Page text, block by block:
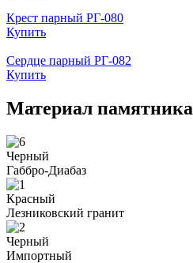
Крест парный РГ-080
Купить
Сердце парный РГ-082
Купить
Материал памятника
Черный
Габбро-Диабаз
Красный
Лезниковский гранит
Черный
Импортный